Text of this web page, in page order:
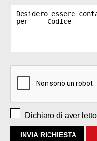
Dichiaro di aver letto